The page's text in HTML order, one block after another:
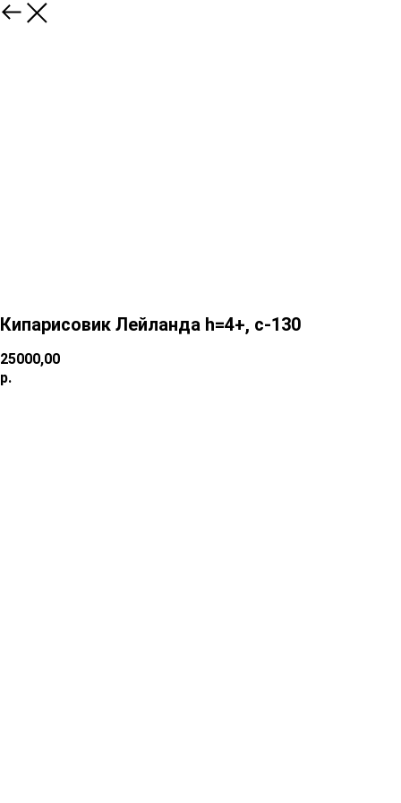
Кипарисовик Лейланда h=4+, c-130
25000,00
р.